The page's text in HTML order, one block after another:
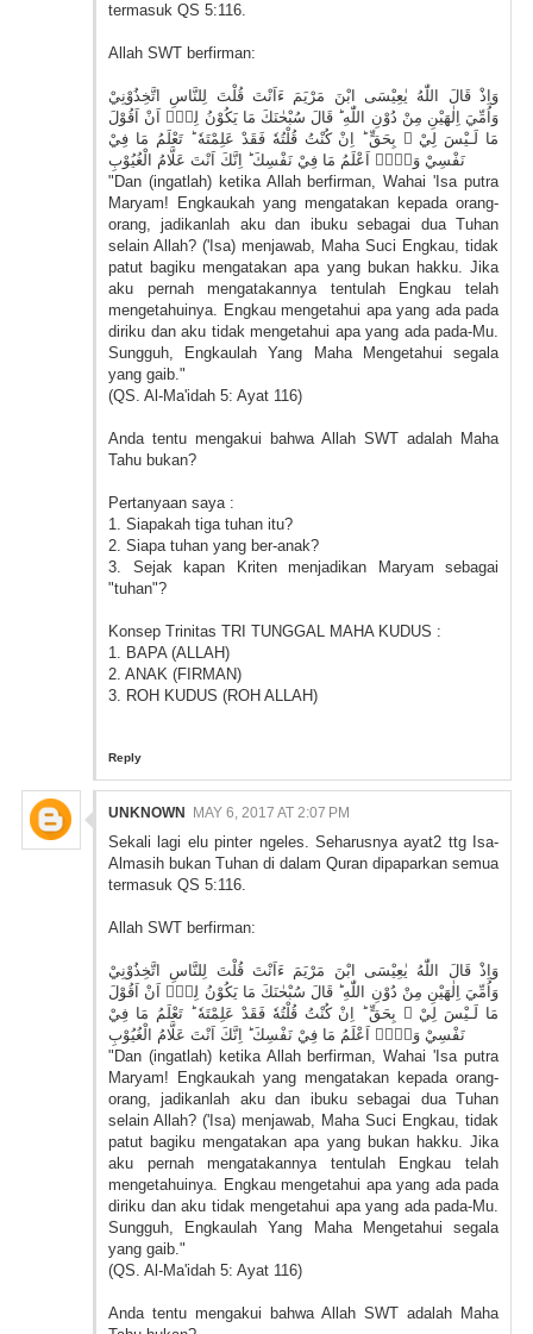
termasuk QS 5:116.
Allah SWT berfirman:
وَاِذْ قَالَ اللّٰهُ يٰعِيْسَى ابْنَ مَرْيَمَ ءَاَنْتَ قُلْتَ لِلنَّاسِ اتَّخِذُوْنِيْ
وَاُمِّيَ اِلٰهَيْنِ مِنْ دُوْنِ اللّٰهِ ؕ قَالَ سُبْحٰنَكَ مَا يَكُوْنُ لِيْۤ اَنْ اَقُوْلَ
مَا لَـيْسَ لِيْ ۙ بِحَقٍّ ؕ اِنْ كُنْتُ قُلْتُهٗ فَقَدْ عَلِمْتَهٗ ؕ تَعْلَمُ مَا فِيْ
نَفْسِيْ وَلَاۤ اَعْلَمُ مَا فِيْ نَفْسِكَ ؕ اِنَّكَ اَنْتَ عَلَّامُ الْغُيُوْبِ
"Dan (ingatlah) ketika Allah berfirman, Wahai 'Isa putra
Maryam! Engkaukah yang mengatakan kepada orang-
orang, jadikanlah aku dan ibuku sebagai dua Tuhan
selain Allah? ('Isa) menjawab, Maha Suci Engkau, tidak
patut bagiku mengatakan apa yang bukan hakku. Jika
aku pernah mengatakannya tentulah Engkau telah
mengetahuinya. Engkau mengetahui apa yang ada pada
diriku dan aku tidak mengetahui apa yang ada pada-Mu.
Sungguh, Engkaulah Yang Maha Mengetahui segala
yang gaib."
(QS. Al-Ma'idah 5: Ayat 116)
Anda tentu mengakui bahwa Allah SWT adalah Maha
Tahu bukan?
Pertanyaan saya :
1. Siapakah tiga tuhan itu?
2. Siapa tuhan yang ber-anak?
3. Sejak kapan Kriten menjadikan Maryam sebagai
"tuhan"?
Konsep Trinitas TRI TUNGGAL MAHA KUDUS :
1. BAPA (ALLAH)
2. ANAK (FIRMAN)
3. ROH KUDUS (ROH ALLAH)
Reply
UNKNOWN MAY 6, 2017 AT 2:07 PM
Sekali lagi elu pinter ngeles. Seharusnya ayat2 ttg Isa-
Almasih bukan Tuhan di dalam Quran dipaparkan semua
termasuk QS 5:116.
Allah SWT berfirman:
وَاِذْ قَالَ اللّٰهُ يٰعِيْسَى ابْنَ مَرْيَمَ ءَاَنْتَ قُلْتَ لِلنَّاسِ اتَّخِذُوْنِيْ
وَاُمِّيَ اِلٰهَيْنِ مِنْ دُوْنِ اللّٰهِ ؕ قَالَ سُبْحٰنَكَ مَا يَكُوْنُ لِيْۤ اَنْ اَقُوْلَ
مَا لَـيْسَ لِيْ ۙ بِحَقٍّ ؕ اِنْ كُنْتُ قُلْتُهٗ فَقَدْ عَلِمْتَهٗ ؕ تَعْلَمُ مَا فِيْ
نَفْسِيْ وَلَاۤ اَعْلَمُ مَا فِيْ نَفْسِكَ ؕ اِنَّكَ اَنْتَ عَلَّامُ الْغُيُوْبِ
"Dan (ingatlah) ketika Allah berfirman, Wahai 'Isa putra
Maryam! Engkaukah yang mengatakan kepada orang-
orang, jadikanlah aku dan ibuku sebagai dua Tuhan
selain Allah? ('Isa) menjawab, Maha Suci Engkau, tidak
patut bagiku mengatakan apa yang bukan hakku. Jika
aku pernah mengatakannya tentulah Engkau telah
mengetahuinya. Engkau mengetahui apa yang ada pada
diriku dan aku tidak mengetahui apa yang ada pada-Mu.
Sungguh, Engkaulah Yang Maha Mengetahui segala
yang gaib."
(QS. Al-Ma'idah 5: Ayat 116)
Anda tentu mengakui bahwa Allah SWT adalah Maha